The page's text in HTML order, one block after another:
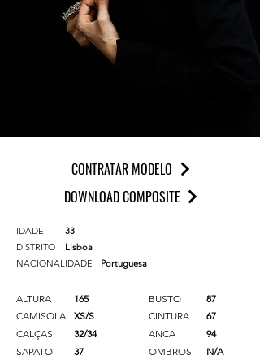
CONTRATAR MODELO
DOWNLOAD COMPOSITE
IDADE
33
DISTRITO
Lisboa
NACIONALIDADE
Portuguesa
ALTURA
165
CAMISOLA
XS/S
CALÇAS
32/34
SAPATO
37
BUSTO
87
CINTURA
67
ANCA
94
OMBROS
N/A